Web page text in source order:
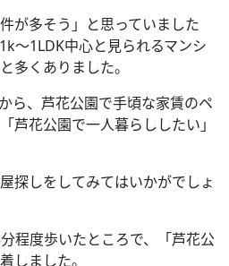
が多そう」と思っていました
～1LDK中心と見られるマンシ
多くありました。
ら、芦花公園で手頃な家賃のペ
芦花公園で一人暮らししたい」
探しをしてみてはいかがでしょ
程度歩いたところで、「芦花公
しました。